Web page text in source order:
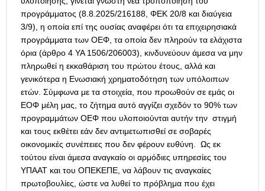
προγράμματος (8.8.2025/216188, ΦΕΚ 20/8 και διαύγεια
3/9), η οποία επί της ουσίας αναφέρει ότι τα επιχειρησιακά
προγράμματα των ΟΕΦ, τα οποία δεν πληρούν τα ελάχιστα
όρια (άρθρο 4 ΥΑ 1506/206003), κινδυνεύουν άμεσα να μην
πληρωθεί η εκκαθάριση του πρώτου έτους, αλλά και
γενικότερα η Ενωσιακή χρηματοδότηση των υπόλοιπων
ετών. Σύμφωνα με τα στοιχεία, που προωθούν σε εμάς οι
ΕΟΦ μέλη μας, το ζήτημα αυτό αγγίζει σχεδόν το 90% των
προγραμμάτων ΟΕΦ που υλοποιούνται αυτήν την στιγμή
και τους εκθέτει εάν δεν αντιμετωπισθεί σε σοβαρές
οικονομικές συνέπειες που δεν φέρουν ευθύνη. Ως εκ
τούτου είναι άμεσα αναγκαίο οι αρμόδιες υπηρεσίες του
ΥΠΑΑΤ και του ΟΠΕΚΕΠΕ, να λάβουν τις αναγκαίες
πρωτοβουλίες, ώστε να λυθεί το πρόβλημα που έχει